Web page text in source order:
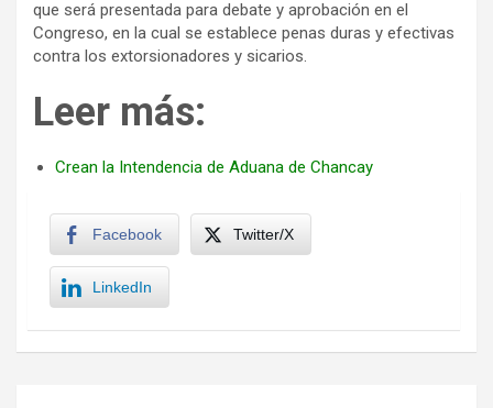
que será presentada para debate y aprobación en el
Congreso, en la cual se establece penas duras y efectivas
contra los extorsionadores y sicarios.
Leer más:
Crean la Intendencia de Aduana de Chancay
Facebook Twitter/X
LinkedIn